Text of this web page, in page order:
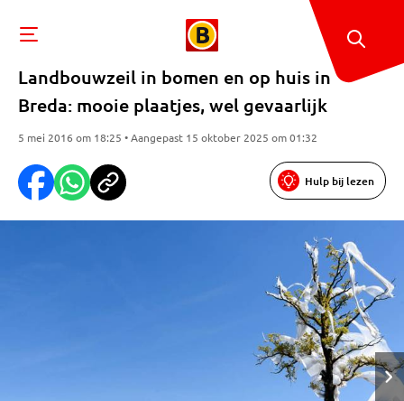
Landbouwzeil in bomen en op huis in
Breda: mooie plaatjes, wel gevaarlijk
5 mei 2016 om 18:25 • Aangepast 15 oktober 2025 om 01:32
Hulp bij lezen